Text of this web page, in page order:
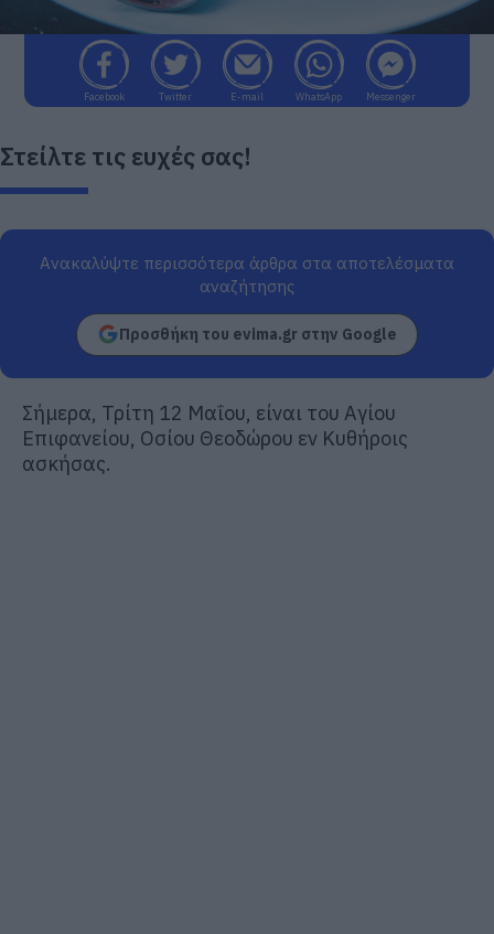
Facebook Twitter E-mail WhatsApp Messenger
Στείλτε τις ευχές σας!
Ανακαλύψτε περισσότερα άρθρα στα αποτελέσματα
αναζήτησης
Προσθήκη του evima.gr στην Google
Σήμερα, Τρίτη 12 Μαΐου, είναι του Αγίου
Επιφανείου, Οσίου Θεοδώρου εν Κυθήροις
ασκήσας.